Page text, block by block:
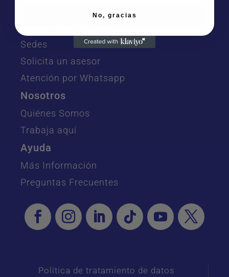
Sedes
Solicita un asesor
Atención por Whatsapp
Nosotros
Quiénes Somos
Trabaja aquí
Ayuda
Más Información
Preguntas Frecuentes
Política de tratamiento de datos
No, gracias